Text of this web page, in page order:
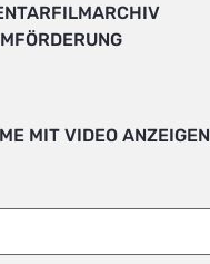
MIT VIDEO ANZEIGEN